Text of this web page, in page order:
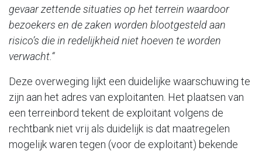
gevaar zettende situaties op het terrein waardoor
bezoekers en de zaken worden blootgesteld aan
risico’s die in redelijkheid niet hoeven te worden
verwacht.“
Deze overweging lijkt een duidelijke waarschuwing te
zijn aan het adres van exploitanten. Het plaatsen van
een terreinbord tekent de exploitant volgens de
rechtbank niet vrij als duidelijk is dat maatregelen
mogelijk waren tegen (voor de exploitant) bekende